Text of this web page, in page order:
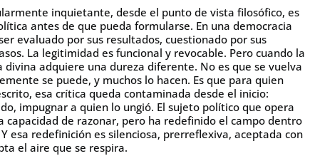
inquietante, desde el punto de vista filosófico, es
antes de que pueda formularse. En una democracia
evaluado por sus resultados, cuestionado por sus
La legitimidad es funcional y revocable. Pero cuando la
adquiere una dureza diferente. No es que se vuelva
se puede, y muchos lo hacen. Es que para quien
esa crítica queda contaminada desde el inicio:
impugnar a quien lo ungió. El sujeto político que opera
capacidad de razonar, pero ha redefinido el campo dentro
esa redefinición es silenciosa, prerreflexiva, aceptada con
el aire que se respira.